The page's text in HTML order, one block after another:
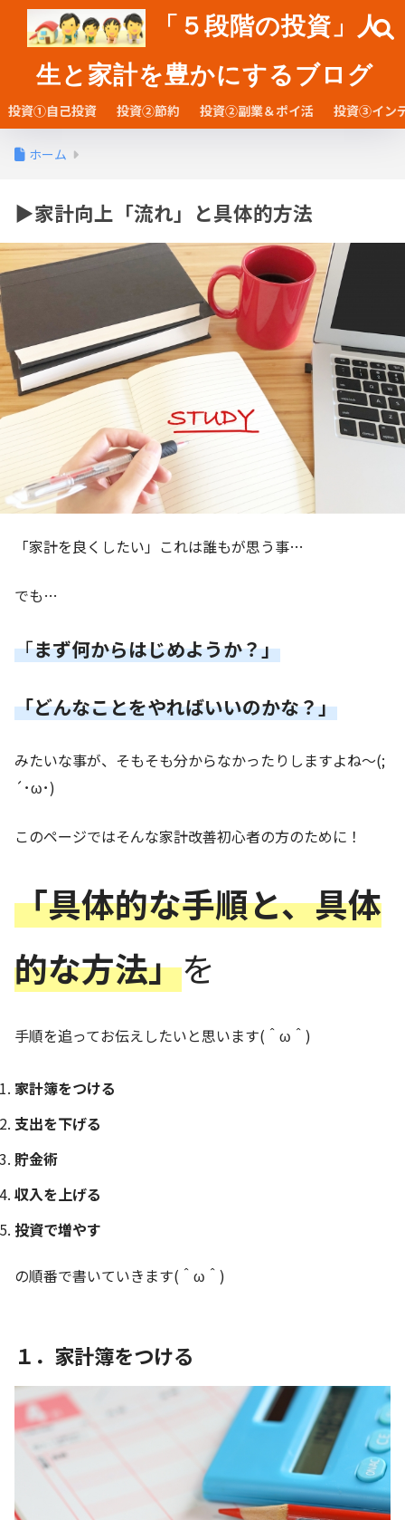
「５段階の投資」人
生と家計を豊かにするブログ
投資①自己投資 投資②節約 投資②副業＆ポイ活 投資③イン
ホーム
▶家計向上「流れ」と具体的方法
「家計を良くしたい」これは誰もが思う事…
でも…
「まず何からはじめようか？」
「どんなことをやればいいのかな？」
みたいな事が、そもそも分からなかったりしますよね～(;
´･ω･)
このページではそんな家計改善初心者の方のために！
「具体的な手順と、具体
的な方法」を
手順を追ってお伝えしたいと思います(＾ω＾)
家計簿をつける
支出を下げる
貯金術
収入を上げる
投資で増やす
の順番で書いていきます(＾ω＾)
１．家計簿をつける